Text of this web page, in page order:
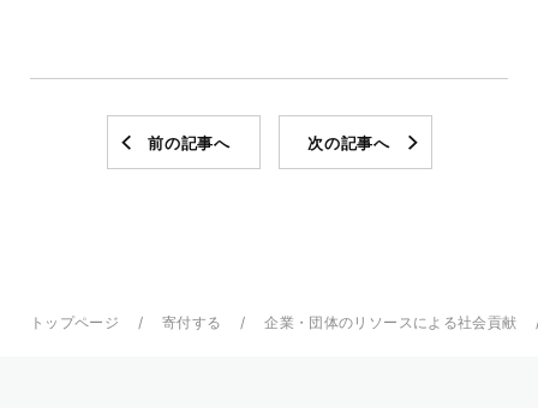
前の記事へ 次の記事へ
トップページ 寄付する 企業・団体のリソースによる社会貢献